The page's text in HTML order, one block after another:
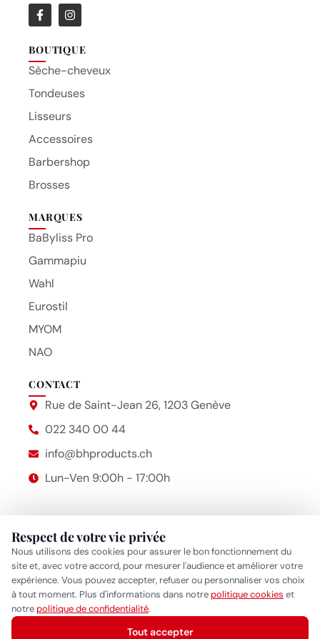
BOUTIQUE
Sèche-cheveux
Tondeuses
Lisseurs
Accessoires
Barbershop
Brosses
MARQUES
BaByliss Pro
Gammapiu
Wahl
Eurostil
MYOM
NAO
CONTACT
Rue de Saint-Jean 26, 1203 Genève
022 340 00 44
info@bhproducts.ch
Lun-Ven 9:00h - 17:00h
2014 – 2026 © Bhproducts Mentions légales
Respect de votre vie privée
Nous utilisons des cookies pour assurer le bon fonctionnement du
site et, avec votre accord, pour mesurer l'audience et améliorer votre
expérience. Vous pouvez accepter, refuser ou personnaliser vos choix
à tout moment. Plus d'informations dans notrepolitique cookies et
notrepolitique de confidentialité.
Tout accepter
Politique de confidentialité • Politique cookies •
Gérer mes
préférences cookies
Beauty Hair Products
Réponse généralement sous quelques heures